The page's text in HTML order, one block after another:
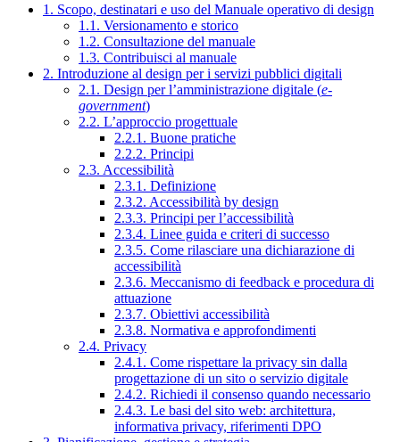
1. Scopo, destinatari e uso del Manuale operativo di design
1.1. Versionamento e storico
1.2. Consultazione del manuale
1.3. Contribuisci al manuale
2. Introduzione al design per i servizi pubblici digitali
2.1. Design per l’amministrazione digitale (e-
government)
2.2. L’approccio progettuale
2.2.1. Buone pratiche
2.2.2. Principi
2.3. Accessibilità
2.3.1. Definizione
2.3.2. Accessibilità by design
2.3.3. Principi per l’accessibilità
2.3.4. Linee guida e criteri di successo
2.3.5. Come rilasciare una dichiarazione di
accessibilità
2.3.6. Meccanismo di feedback e procedura di
attuazione
2.3.7. Obiettivi accessibilità
2.3.8. Normativa e approfondimenti
2.4. Privacy
2.4.1. Come rispettare la privacy sin dalla
progettazione di un sito o servizio digitale
2.4.2. Richiedi il consenso quando necessario
2.4.3. Le basi del sito web: architettura,
informativa privacy, riferimenti DPO